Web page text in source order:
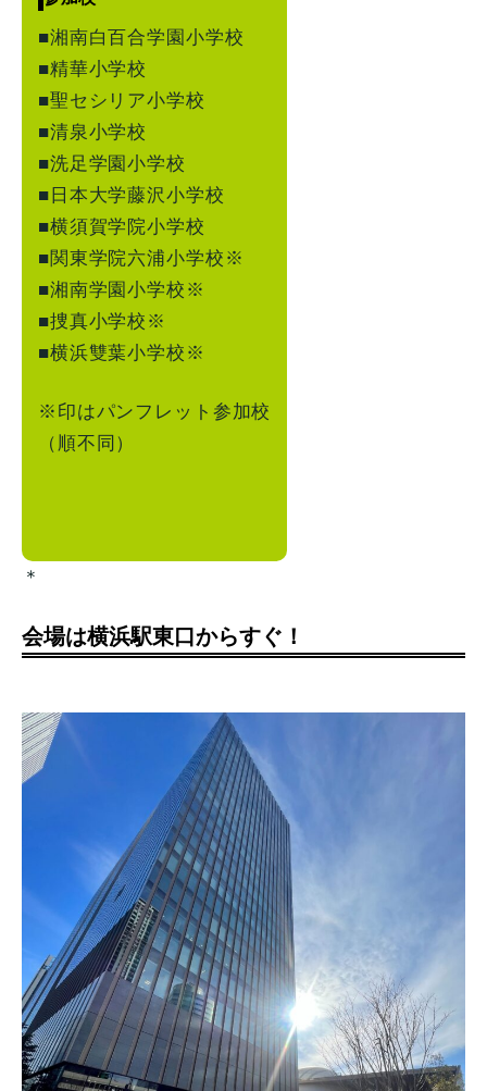
■湘南白百合学園小学校
■精華小学校
■聖セシリア小学校
■清泉小学校
■洗足学園小学校
■日本大学藤沢小学校
■横須賀学院小学校
■関東学院六浦小学校※
■湘南学園小学校※
■捜真小学校※
■横浜雙葉小学校※
※印はパンフレット参加校
（順不同）
＊
会場は横浜駅東口からすぐ！